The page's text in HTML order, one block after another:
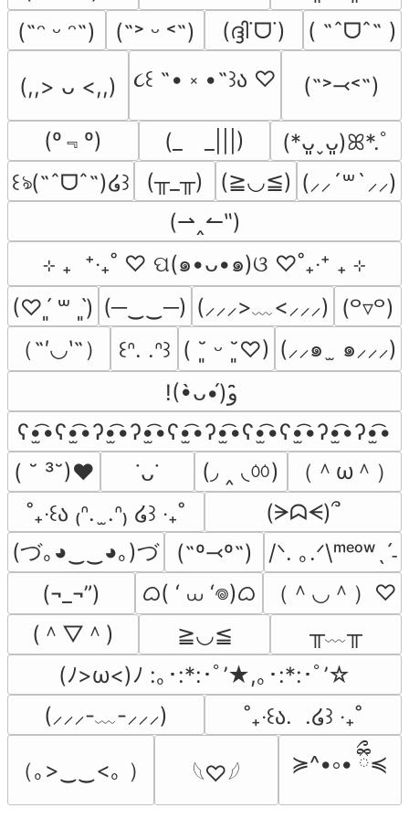
(˶ᵔ ᵕ ᵔ˶)
(˶˃ ᵕ ˂˶) (ദ്ദി˙ᗜ˙) ( ˶ˆᗜˆ˵ )
(,,> ᴗ <,,) ૮꒰ ˶• ༝ •˶꒱ა ♡ (˶˃⤙˂˶)
(º﹃º) (_　_|||)
(*ᴗ͈ˬᴗ͈)ꕤ*.ﾟ
꒰ঌ(˶ˆᗜˆ˵)໒꒱
(╥_╥) (≧◡≦) (⸝⸝´꒳`⸝⸝)
(⇀‸↼‶)
⊹ ₊  ⁺‧₊˚ ♡ ପ(๑•ᴗ•๑)ଓ ♡˚₊‧⁺ ₊ ⊹
(♡ˊ͈ ꒳ ˋ͈) (─‿‿─) (⸝⸝⸝>﹏<⸝⸝⸝) (꒪▿꒪)
（˶′◡‵˶）
꒰ᐢ. .ᐢ꒱ ( ˘͈ ᵕ ˘͈♡) (⸝⸝๑  ̫ ๑⸝⸝⸝)
ʕ•̫͡•ʕ•̫͡•ʔ•̫͡•ʔ•̫͡•ʕ•̫͡•ʔ•̫͡•ʕ•̫͡•ʕ•̫͡•ʔ•̫͡•ʔ•̫͡•
( ˘ ³˘)♥
˙ᴗ˙ (◞ ‸ ◟ㆀ)
（＾ω＾）
˚₊‧꒰ა ₍ᐢ.  ̫.ᐢ₎ ໒꒱ ‧₊˚
(ᗒᗣᗕ)՞
(づ｡◕‿‿◕｡)づ
(˶º⤙º˶)
/ᐠ. ｡.ᐟ\ᵐᵉᵒʷˎˊ˗
(¬_¬”)
ᜊ( ‘ ⩊ ‘𖦹)ᜊ
（＾◡＾）♡
(＾▽＾)
≧◡≦
╥﹏╥
(ﾉ>ω<)ﾉ :｡･:*:･ﾟ’★,｡･:*:･ﾟ’☆
(⸝⸝⸝-﹏-⸝⸝⸝)
˚₊‧꒰ა.  .໒꒱ ‧₊˚
（｡>‿‿<｡ ） 𓆩♡𓆪 ≽^•༚• ྀིྀ≼